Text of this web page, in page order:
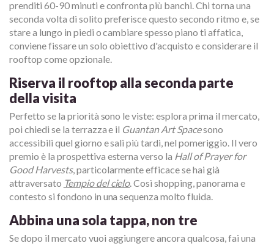
prenditi 60-90 minuti e confronta più banchi. Chi torna una
seconda volta di solito preferisce questo secondo ritmo e, se
stare a lungo in piedi o cambiare spesso piano ti affatica,
conviene fissare un solo obiettivo d'acquisto e considerare il
rooftop come opzionale.
Riserva il rooftop alla seconda parte
della visita
Perfetto se la priorità sono le viste: esplora prima il mercato,
poi chiedi se la terrazza e il Guantan Art Spacesono
accessibili quel giorno e sali più tardi, nel pomeriggio. Il vero
premio è la prospettiva esterna verso la Hall of Prayer for
Good Harvests, particolarmente efficace se hai già
attraversato Tempio del cielo. Così shopping, panorama e
contesto si fondono in una sequenza molto fluida.
Abbina una sola tappa, non tre
Se dopo il mercato vuoi aggiungere ancora qualcosa, fai una